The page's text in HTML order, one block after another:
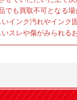
も買取不可となる場
インク汚れやインク
スレや傷がみられる